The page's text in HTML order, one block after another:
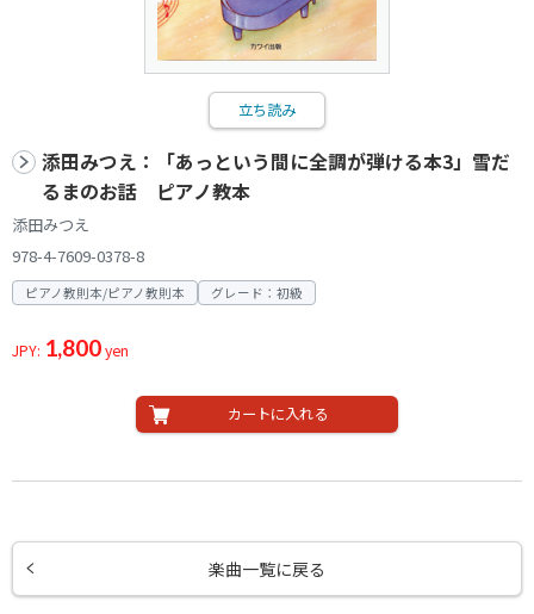
立ち読み
添田みつえ：「あっという間に全調が弾ける本3」雪だ
るまのお話 ピアノ教本
添田みつえ
978-4-7609-0378-8
ピアノ教則本/ピアノ教則本 グレード：初級
JPY: 1,800yen
カートに入れる
楽曲一覧に戻る